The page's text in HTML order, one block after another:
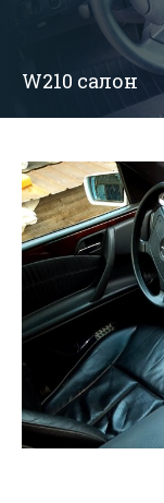
W210 салон